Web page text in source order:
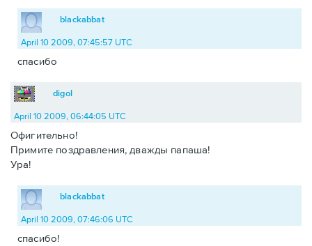
blackabbat
April 10 2009, 07:45:57 UTC
спасибо
digol
April 10 2009, 06:44:05 UTC
Офигительно!
Примите поздравления, дважды папаша!
Ура!
blackabbat
April 10 2009, 07:46:06 UTC
спасибо!